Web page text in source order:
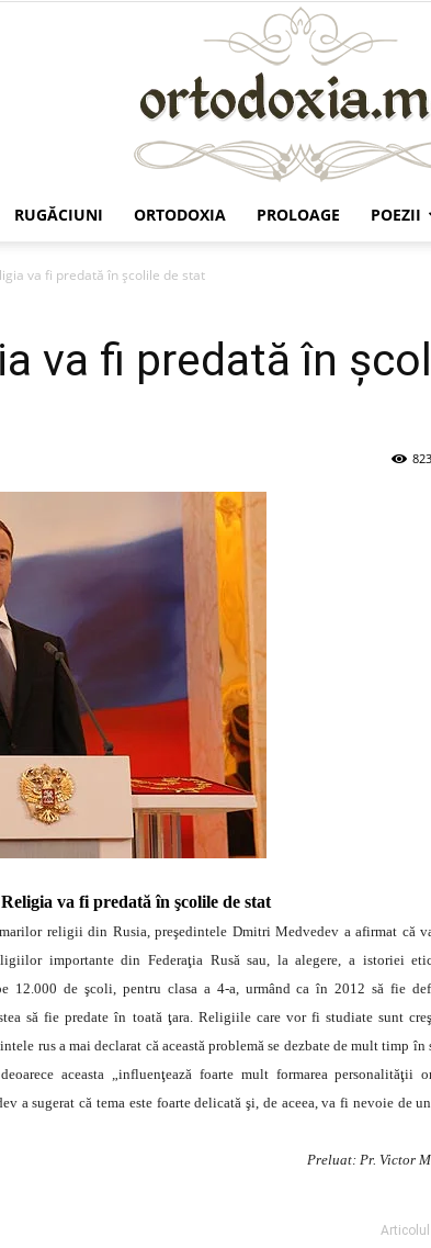
RUGĂCIUNI ORTODOXIA PROLOAGE POEZII
va fi predată în şcolile de stat
va fi predată în
823
va fi predată în şcolile de stat
religii din Rusia, preşedintele Dmitri Medvedev a afirmat că
importante din Federaţia Rusă sau, la alegere, a istoriei
12.000 de şcoli, pentru clasa a 4-a, urmând ca în 2012 să fie
să fie predate în toată ţara. Religiile care vor fi studiate sunt
rus a mai declarat că această problemă se dezbate de mult timp în
aceasta „influenţează foarte mult formarea personalităţii
a sugerat că tema este foarte delicată şi, de aceea, va fi nevoie de
Preluat: Pr. Victor